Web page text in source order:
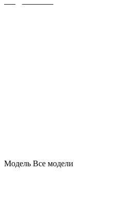
Модель Все модели